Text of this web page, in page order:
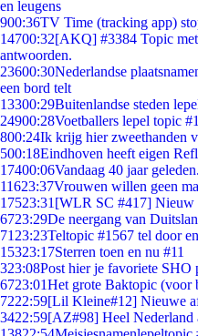
en leugens
900:36TV Time (tracking app)
14700:32[AKQ] #3384 Topic
antwoorden.
23600:30Nederlandse
een bord telt
13300:29Buitenlandse steden
24900:28Voetballers lepel topic
800:24Ik krijg hier zweethanden
500:18Eindhoven heeft eigen
17400:06Vandaag 40 jaar
11623:37Vrouwen willen geen
17523:31 [WLR SC #417] Nieuw
6723:29De neergang van
71 23:23Teltopic #1567 tel door
15323:17Sterren toen en nu #11
323:08Post hier je favoriete SHO
6723:01Het grote Baktopic (voor
7222:59[Lil Kleine#12] Nieuwe
3422:59[AZ#98] Heel Nederland